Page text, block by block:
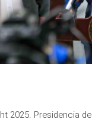
2025. Presidencia